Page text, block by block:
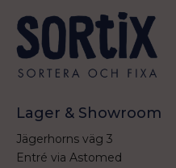
Lager & Showroom
Jägerhorns väg 3
Entré via Astomed